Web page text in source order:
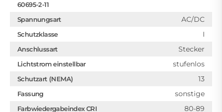
60695-2-11
Spannungsart AC/DC
Schutzklasse I
Anschlussart Stecker
Lichtstrom einstellbar stufenlos
Schutzart (NEMA) 13
Fassung sonstige
Farbwiedergabeindex CRI 80-89